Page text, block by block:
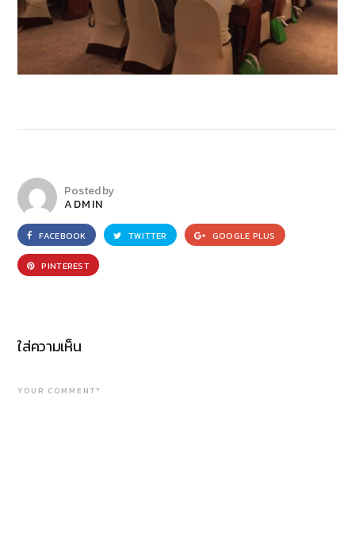
Posted by
ADMIN
FACEBOOK TWITTER GOOGLE PLUS
PINTEREST
ใส่ความเห็น
YOUR COMMENT*